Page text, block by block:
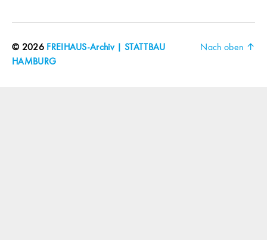
© 2026 FREIHAUS-Archiv | STATTBAU
HAMBURG
Nach oben ↑